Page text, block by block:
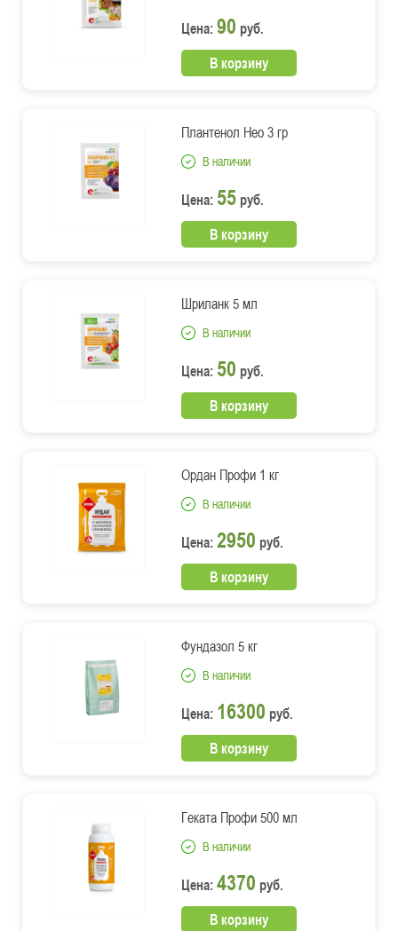
Цена: 90 руб.
В корзину
Плантенол Нео 3 гр
В наличии
Цена: 55 руб.
В корзину
Шриланк 5 мл
В наличии
Цена: 50 руб.
В корзину
Ордан Профи 1 кг
В наличии
Цена: 2950 руб.
В корзину
Фундазол 5 кг
В наличии
Цена: 16300 руб.
В корзину
Геката Профи 500 мл
В наличии
Цена: 4370 руб.
В корзину